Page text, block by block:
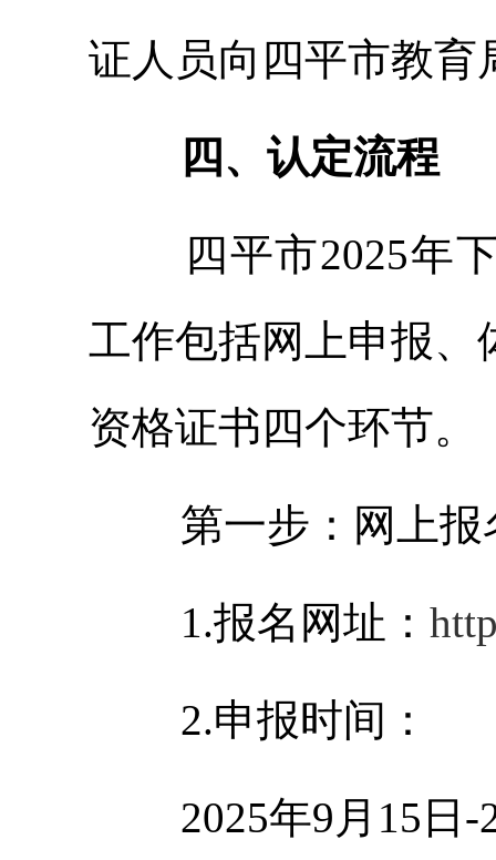
证人员向四平市教育
四、认定流程
四平市2025年
工作包括网上申报、
资格证书四个环节。
第一步：网上报
1.报名网址：
2.申报时间：
2025年9月15 日-